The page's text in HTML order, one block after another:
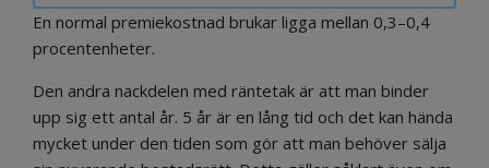
En normal premiekostnad brukar ligga mellan 0,3–0,4
procentenheter.
Den andra nackdelen med räntetak är att man binder
upp sig ett antal år. 5 år är en lång tid och det kan hända
mycket under den tiden som gör att man behöver sälja